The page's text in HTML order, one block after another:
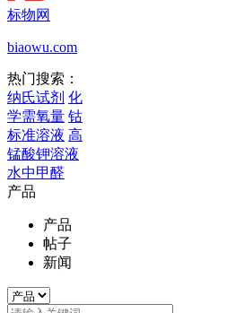
标物网
biaowu.com
热门搜索：
纳氏试剂 化
学需氧量 钴
标准溶液 高
锰酸钾溶液
水中甲醛
产品
产品
帖子
新闻